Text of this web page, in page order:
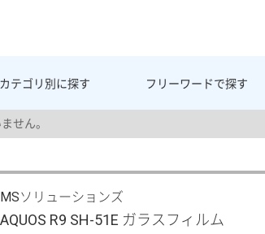
カテゴリ別に探す フリーワードで探す
せん。
MSソリューションズ
AQUOS R9 SH-51E ガラスフィルム